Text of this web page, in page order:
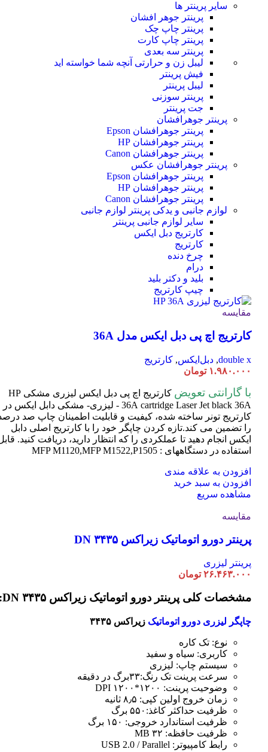
سایر پرینتر ها
پرینتر جوهر افشان
پرینتر چاپ چک
پرینتر چاپ کارت
پرینتر سه بعدی
لیبل زن و حرارتی آنچه شما خواسته اید
فیش پرینتر
لیبل پرینتر
پرینتر سوزنی
جت پرینتر
پرینتر جوهرافشان
پرینتر جوهرافشان Epson
پرینتر جوهرافشان HP
پرینتر جوهرافشان Canon
پرینتر جوهرافشان عکس
پرینتر جوهرافشان Epson
پرینتر جوهرافشان HP
پرینتر جوهرافشان Canon
لوازم جانبی و یدکی پرینتر لوازم جانبی
سایر لوازم جانبی پرینتر
کارتریج دبل ایکس
کارتریج
چرخ دنده
درام
بلید و دکتر بلید
چیپ کارتریج
مقایسه
کارتریج اچ پی دبل ایکس مدل 36A
double x
, دبل‌ایکس, کارتریج
۱.۹۸۰.۰۰۰ تومان
با گارانتی تعویض
کارتریج اچ پی دبل ایکس لیزری مشکی HP
36A cartridge Laser
Jet black 36A - لیزری- مشکی دابل ایکس در
کارتریج تونر ساخته شده، کیفیت و قابلیت اطمینان چاپ صد
را تضمین می کند.تازه کردن چاپگر خود را با کارتریج اصلی دابل
ایکس انجام دهید تا عملکردی را که انتظار دارید، دریافت کنید.
استفاده در دستگاههای : MFP M1120,MFP M1522,P1505
افزودن به علاقه مندی
افزودن به سبد خرید
مشاهده سریع
مقایسه
پرینتر دورو اتوماتیک زیراکس DN ۳۴۳۵
پرینتر لیزری
۲۶.۴۶۳.۰۰۰ تومان
مشخصات کلی پرینتر دورو اتوماتیک زیراکس DN ۳۴۳۵:
چاپگر لیزری دورو اتوماتیک زیراکس ۳۴۳۵
نوع: تک کاره
کاربری: سیاه و سفید
سیستم چاپ: لیزری
سرعت پرینت تک رنگ:۳۳برگ در دقیقه
وضوحیت پرینت: ۱۲۰۰*۱۲۰۰ DPI
زمان خروج اولین کپی: ۸٫۵ ثانیه
ظرفیت حداکثر کاغذ:۵۵۰ برگ
ظرفیت استاندارد خروجی: ۱۵۰ برگ
ظرفیت حافظه: ۳۲ MB
رابط کامپیوتر: USB 2.0 / Parallel